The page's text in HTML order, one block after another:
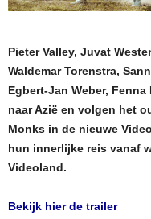
Pieter Valley, Juvat
Waldemar Torenstra,
Egbert-Jan Weber,
naar Azië en volgen het
Monks in de nieuwe
hun innerlijke reis vanaf
Videoland.
Bekijk hier de trailer